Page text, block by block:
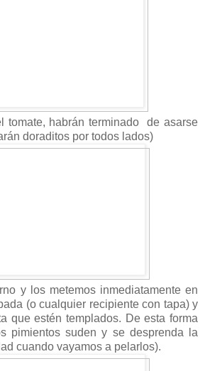
tomate, habrán terminado de asarse
doraditos por todos lados)
y los metemos inmediatamente en
(o cualquier recipiente con tapa) y
que estén templados. De esta forma
pimientos suden y se desprenda la
cuando vayamos a pelarlos).